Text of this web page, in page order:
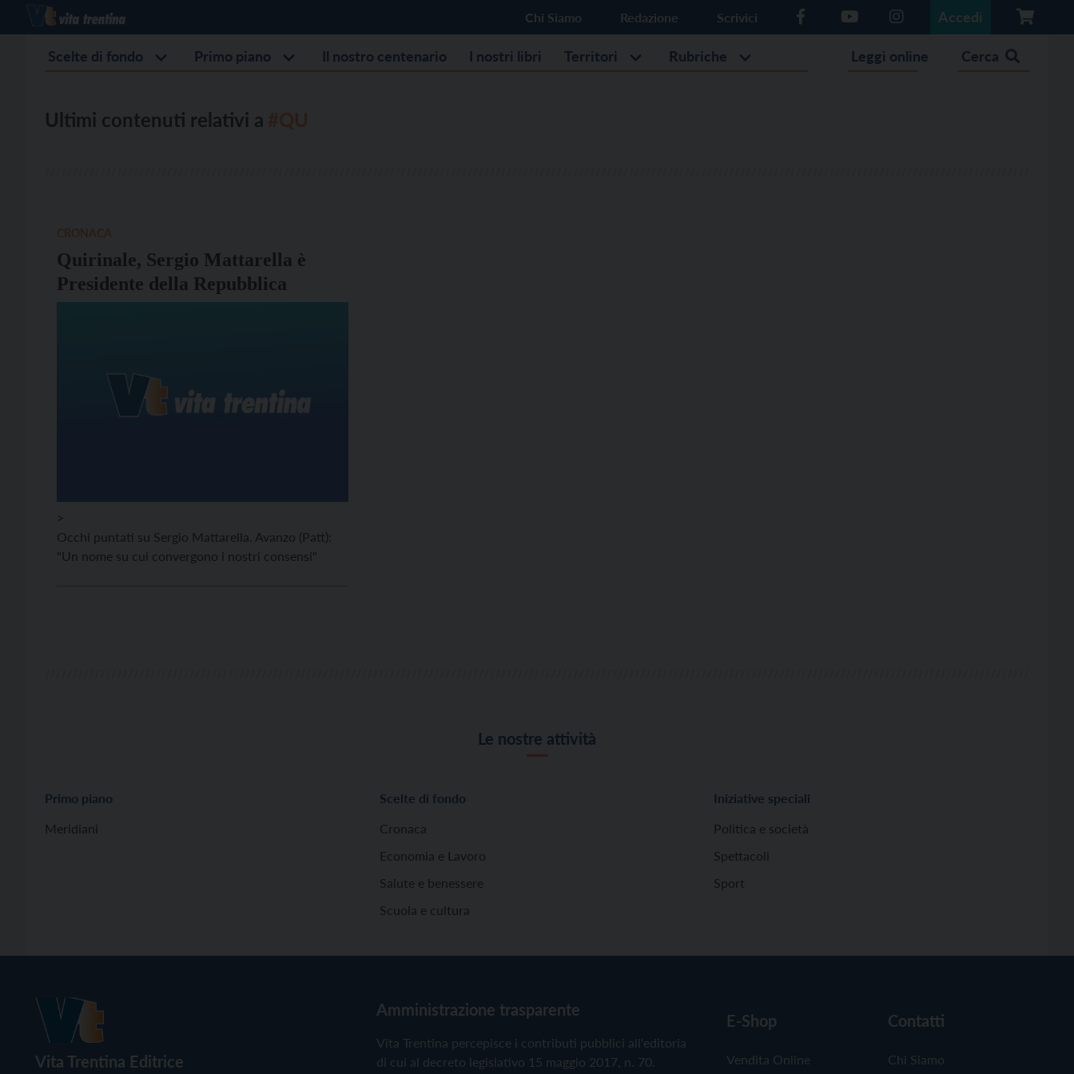
Chi Siamo Redazione Scrivici Accedi
Scelte di fondo Primo piano Il nostro centenario I nostri libri Territori Rubriche Leggi online Cerca
Ultimi contenuti relativi a
Quirinale, Sergio Mattarella è
Presidente della Repubblica
>
Occhi puntati su Sergio Mattarella. Avanzo (Patt):
"Un nome su cui convergono i nostri consensi"
Le nostre attività
Primo piano
Meridiani
Scelte di fondo
Cronaca
Economia e Lavoro
Salute e benessere
Scuola e cultura
Iniziative speciali
Politica e società
Spettacoli
Sport
Vita Trentina Editrice
Amministrazione trasparente
Vita Trentina percepisce i contributi pubblici all'editoria
di cui al decreto legislativo 15 maggio 2017, n. 70.
E-Shop
Vendita Online
Contatti
Chi Siamo